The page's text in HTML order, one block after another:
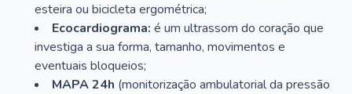
esteira ou bicicleta ergométrica;
Ecocardiograma: é um ultrassom do coração que
investiga a sua forma, tamanho, movimentos e
eventuais bloqueios;
MAPA 24h (monitorização ambulatorial da pressão